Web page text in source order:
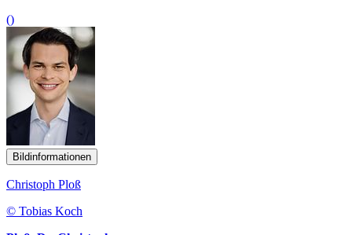
()
Bildinformationen
Christoph Ploß
© Tobias Koch